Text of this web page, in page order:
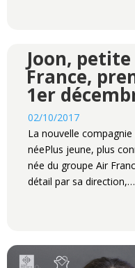
Joon,
France,
1er
02/10/2017
La nouvelle
néePlus jeune, plus
née du groupe Air
détail par sa direction,…